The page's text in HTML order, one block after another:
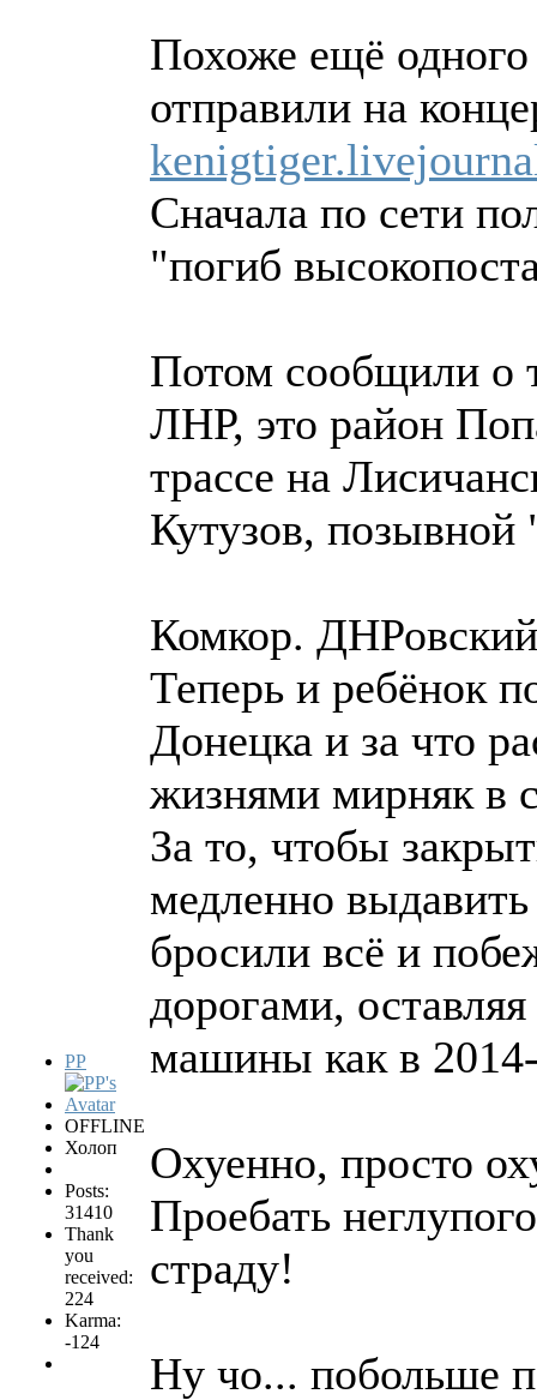
PP
OFFLINE
Холоп
Posts:
31410
Thank
you
received:
224
Karma:
-124
Похоже ещё одного
отправили на
Сначала по сети
"погиб
Потом сообщили о
ЛНР, это район
трассе на
Кутузов,
Комкор.
Теперь и ребёнок
Донецка и за что
жизнями мирняк в
За то, чтобы
медленно
бросили всё и
дорогами,
машины как в
Охуенно, просто
Проебать
страду!
Ну чо... побольше